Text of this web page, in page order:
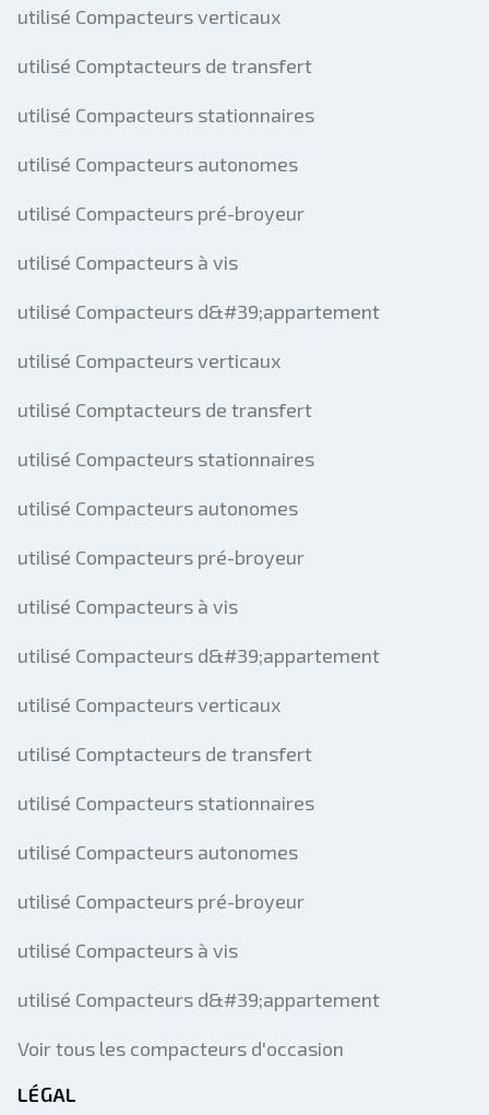
utilisé Compacteurs verticaux
utilisé Comptacteurs de transfert
utilisé Compacteurs stationnaires
utilisé Compacteurs autonomes
utilisé Compacteurs pré-broyeur
utilisé Compacteurs à vis
utilisé Compacteurs d&#39;appartement
utilisé Compacteurs verticaux
utilisé Comptacteurs de transfert
utilisé Compacteurs stationnaires
utilisé Compacteurs autonomes
utilisé Compacteurs pré-broyeur
utilisé Compacteurs à vis
utilisé Compacteurs d&#39;appartement
utilisé Compacteurs verticaux
utilisé Comptacteurs de transfert
utilisé Compacteurs stationnaires
utilisé Compacteurs autonomes
utilisé Compacteurs pré-broyeur
utilisé Compacteurs à vis
utilisé Compacteurs d&#39;appartement
Voir tous les compacteurs d'occasion
LÉGAL